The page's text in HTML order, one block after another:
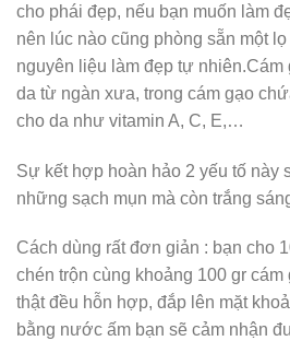
cho phái đẹp, nếu bạn muốn làm
nên lúc nào cũng phòng sẵn một
nguyên liệu làm đẹp tự nhiên.Cám
da từ ngàn xưa, trong cám gạo
cho da như vitamin A, C, E,…
Sự kết hợp hoàn hảo 2 yếu tố này
những sạch mụn mà còn trắng
Cách dùng rất đơn giản : bạn cho
chén trộn cùng khoảng 100 gr
thật đều hỗn hợp, đắp lên mặt
bằng nước ấm bạn sẽ cảm nhận